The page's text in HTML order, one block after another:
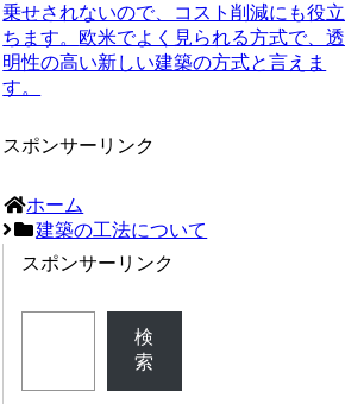
乗せされないので、コスト削減にも役立
ちます。 欧米でよく見られる方式で、透
明性の高い新しい建築の方式と言えま
す。
スポンサーリンク
ホーム
建築の工法について
スポンサーリンク
検
索